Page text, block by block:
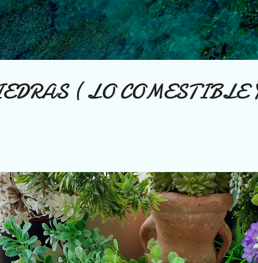
Ir al contenido principal
( LO COMESTIBLE